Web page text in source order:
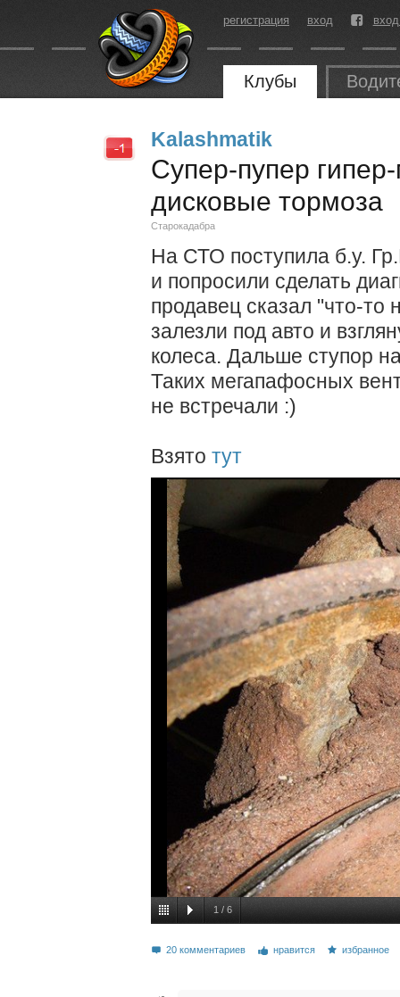
регистрация вход
Клубы
Kalashmatik
Cупер-пупер
дисковые тормоза
Старокадабра
На СТО поступила б.у.
и попросили сделать
продавец сказал "что-то
залезли под авто и
колеса. Дальше ступор
Таких мегапафосных
не встречали :)
Взято тут
1 / 6
20 комментариев нравится избранное